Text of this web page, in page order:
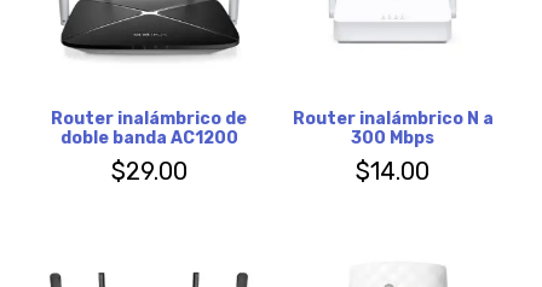
Router inalámbrico de
doble banda AC1200
$29.00
Router inalámbrico N a
300 Mbps
$14.00